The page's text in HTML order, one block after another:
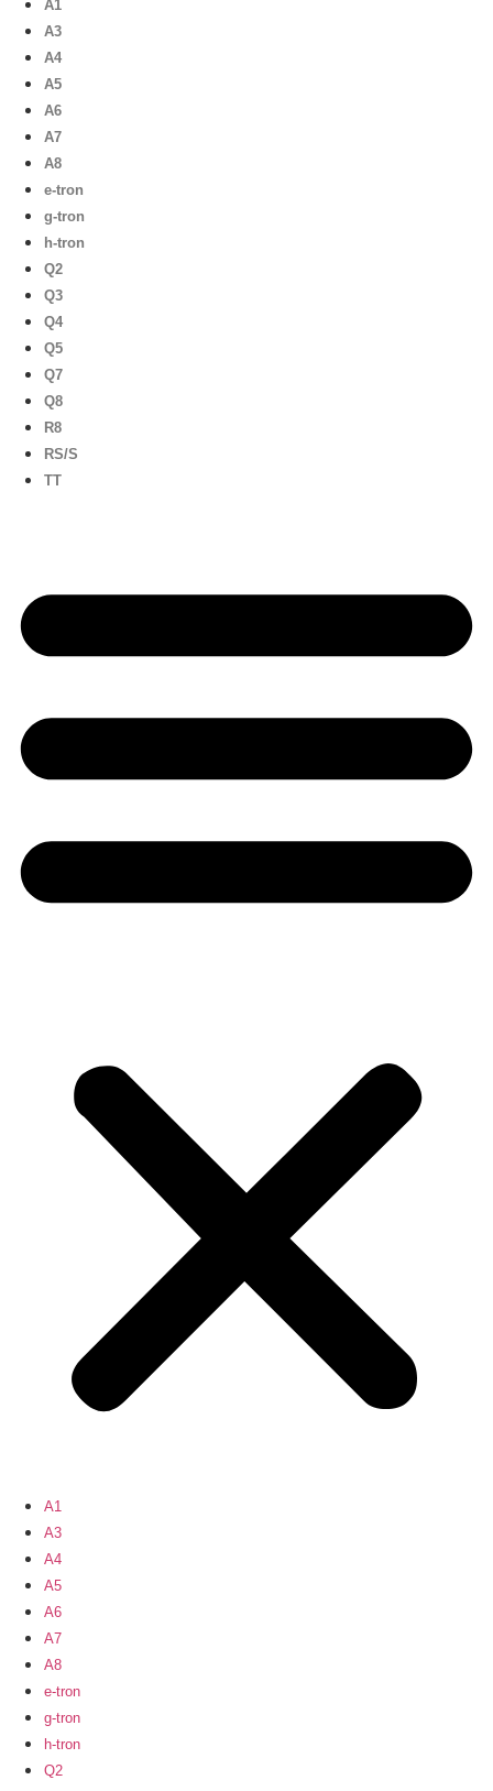
A1
A3
A4
A5
A6
A7
A8
e-tron
g-tron
h-tron
Q2
Q3
Q4
Q5
Q7
Q8
R8
RS/S
TT
A1
A3
A4
A5
A6
A7
A8
e-tron
g-tron
h-tron
Q2